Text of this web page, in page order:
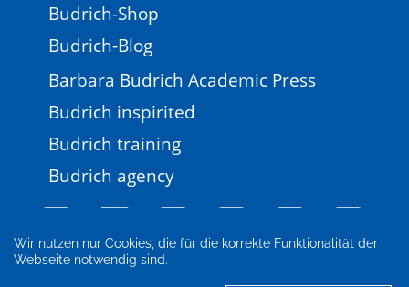
Wir nutzen nur Cookies, die für die korrekte Funktionalität der
Webseite notwendig sind.
Budrich-Shop
Budrich-Blog
Barbara Budrich Academic Press
Budrich inspirited
Budrich training
Budrich agency
Impressum